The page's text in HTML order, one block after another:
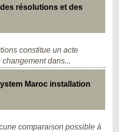
résolutions et des
constitue un acte
dans...
Maroc installation
comparaison possible à